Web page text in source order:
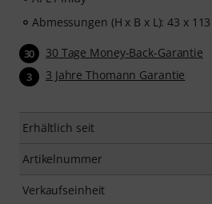
Abmessungen (H x B x L): 43 x
30 30 Tage Money-Back-Garantie
3 3 Jahre Thomann Garantie
Erhältlich seit
Artikelnummer
Verkaufseinheit